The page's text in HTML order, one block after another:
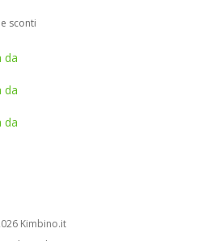
sconti
da
da
da
kimbino.it